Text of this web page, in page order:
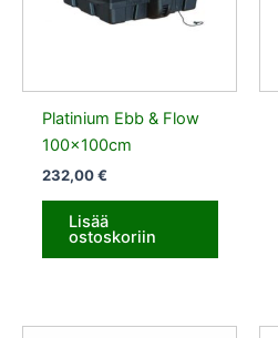
Platinium Ebb & Flow
100x100cm
232,00€
Lisää
ostoskoriin